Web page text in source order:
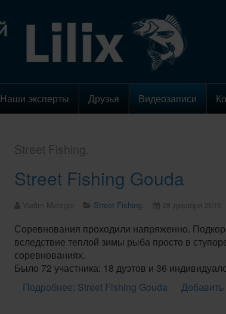
Наши эксперты Друзья Видеозаписи
Street Fishing.
Street Fishing Gouda
Vadim Metzger Street Fishing. 28 декабря 2015
Соревнования проходили напряженно.
вследствие теплой зимы рыба просто в
соревнованиях.
Было 72 участника: 18 дуэтов и 36
Подробнее: Street Fishing Gouda